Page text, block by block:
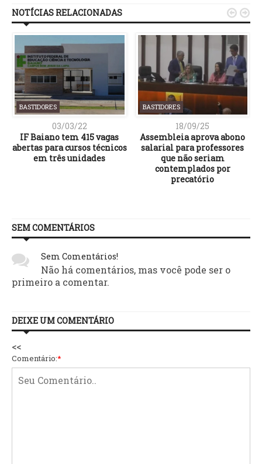
NOTÍCIAS RELACIONADAS
BASTIDORES
03/03/22
IF Baiano tem 415 vagas
abertas para cursos técnicos
em três unidades
BASTIDORES
18/09/25
Assembleia aprova abono
salarial para professores
que não seriam
contemplados por
precatório
 
SEM COMENTÁRIOS
Sem Comentários!
Não há comentários, mas você pode ser o
primeiro a comentar.
DEIXE UM COMENTÁRIO
<<
Comentário:*